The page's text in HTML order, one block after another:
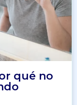
qué no